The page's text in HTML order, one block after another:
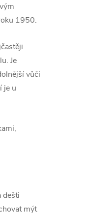
1950.
Je
vůči
je u
dešti
mýt